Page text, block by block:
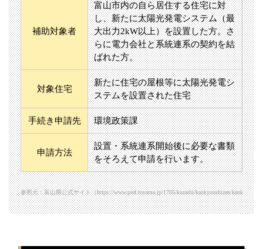
補助対象者
富山市内の自ら居住する住宅に対
し、新たに太陽光発電システム（最
大出力2kW以上）を設置した方。さ
らに電力会社と系統連系の契約を結
ばれた方。
対象住宅
新たに住宅の屋根等に太陽光発電シ
ステムを設置された住宅
手続き申請先 環境政策課
申請方法
設置・系統連系開始後に必要な書類
をそろえて申請を行います。
参照元：富山県公式サイト（https://www.pref.toyama.jp/1705/kurashi/kankyoushizen/kankyou/